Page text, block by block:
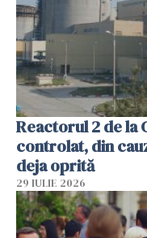
Reactorul 2 de la
controlat, din
deja oprită
29 IULIE 2026